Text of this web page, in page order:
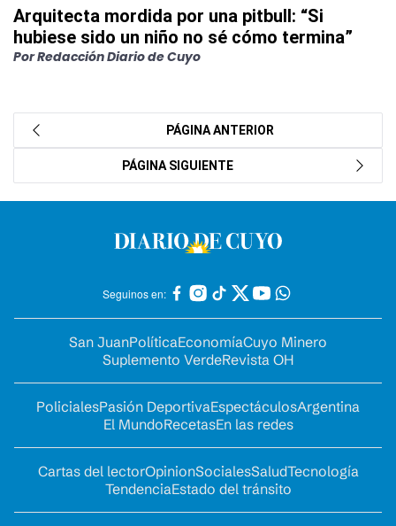
Arquitecta mordida por una pitbull: “Si
hubiese sido un niño no sé cómo termina”
Por Redacción Diario de Cuyo
PÁGINA ANTERIOR
PÁGINA SIGUIENTE
Seguinos en:
San JuanPolíticaEconomíaCuyo Minero
Suplemento VerdeRevista OH
PolicialesPasión DeportivaEspectáculosArgentina
El MundoRecetasEn las redes
Cartas del lectorOpinionSocialesSaludTecnología
TendenciaEstado del tránsito